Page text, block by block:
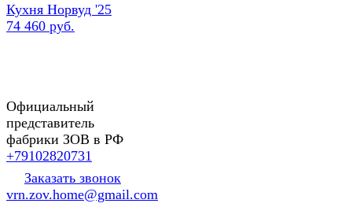
Кухня Норвуд '25
74 460 руб.
Официальный
представитель
фабрики ЗОВ в РФ
+79102820731
Заказать звонок
vrn.zov.home@gmail.com